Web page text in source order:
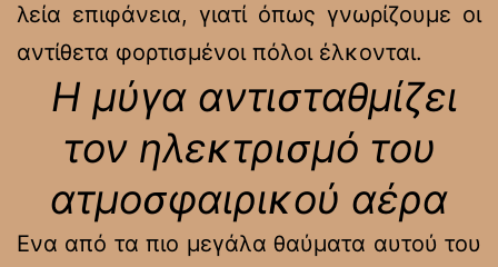
λεία επιφάνεια, γιατί όπως γνωρίζουμε οι
αντίθετα φορτισμένοι πόλοι έλκονται.
Η μύγα αντισταθμίζει
τον ηλεκτρισμό του
ατμοσφαιρικού αέρα
Ενα από τα πιο μεγάλα θαύματα αυτού του